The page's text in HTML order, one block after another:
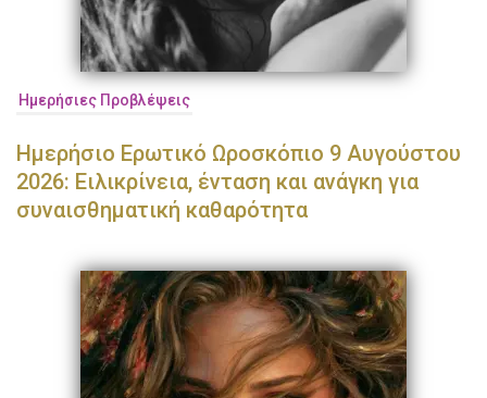
Ημερήσιες Προβλέψεις
Ημερήσιο Ερωτικό Ωροσκόπιο 9 Αυγούστου
2026: Ειλικρίνεια, ένταση και ανάγκη για
συναισθηματική καθαρότητα